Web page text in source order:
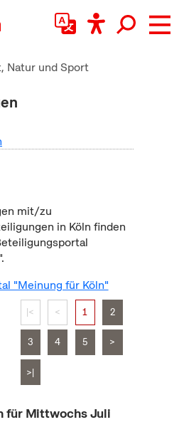
Natur und Sport
mit/zu
in Köln finden
"Meinung für Köln"
|< < 1 2
3 4 5 >
>|
für Mittwochs Juli